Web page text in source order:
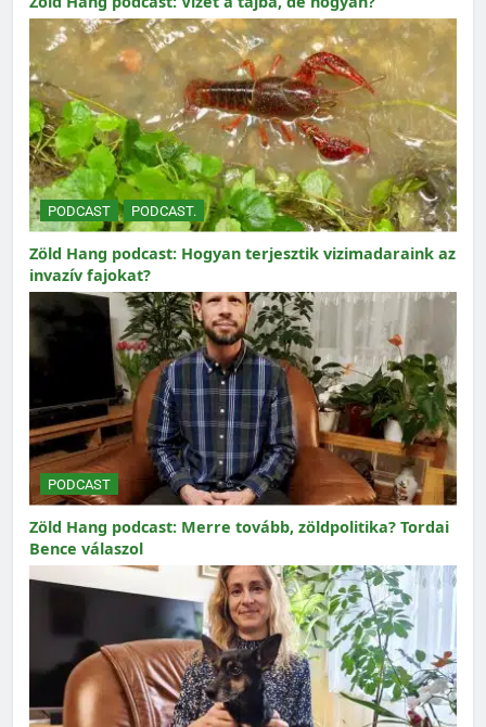
PODCAST PODCAST.
Zöld Hang podcast: Hogyan terjesztik vizimadaraink az
invazív fajokat?
PODCAST
Zöld Hang podcast: Merre tovább, zöldpolitika? Tordai
Bence válaszol